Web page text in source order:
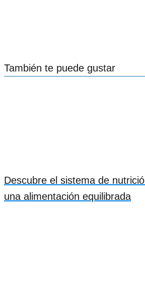
También te puede gustar
Descubre el sistema de
una alimentación equilibrada